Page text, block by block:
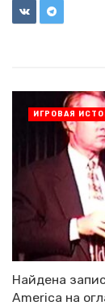
Найдена
America на
ИГРОВАЯ